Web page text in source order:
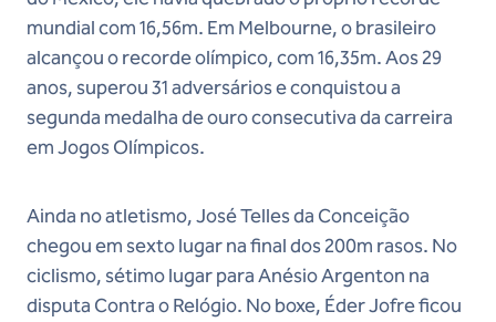
mundial com 16,56m. Em Melbourne, o brasileiro
alcançou o recorde olímpico, com 16,35m. Aos 29
anos, superou 31 adversários e conquistou a
segunda medalha de ouro consecutiva da carreira
em Jogos Olímpicos.
Ainda no atletismo, José Telles da Conceição
chegou em sexto lugar na final dos 200m rasos. No
ciclismo, sétimo lugar para Anésio Argenton na
disputa Contra o Relógio. No boxe, Éder Jofre ficou